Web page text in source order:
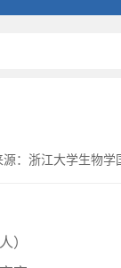
源：浙江大学生物学
）